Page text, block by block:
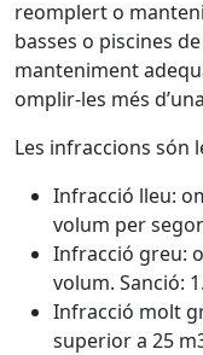
reomplert o
basses o piscines
manteniment
omplir-les més
Les infraccions són
Infracció lleu:
volum per
Infracció greu:
volum. Sanció:
Infracció molt
superior a 25